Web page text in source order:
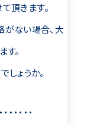
頂きます。
がない場合、大
。
ょうか。
・・・・・